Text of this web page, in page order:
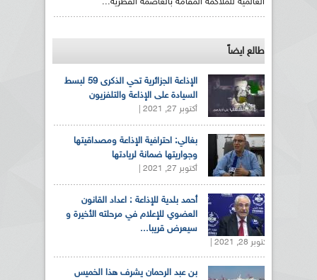
العالمية للملاكمة المقامة بالعاصمة القطرية...
طالع ايضاً
الإذاعة الجزائرية تحي الذكرى 59 لبسط
السيادة على الإذاعة والتلفزيون
أكتوبر 27, 2021 |
بغالي: احترافية الإذاعة ومصداقيتها
وجواريتها ضمانة لريادتها
أكتوبر 27, 2021 |
أحمد بلدية للإذاعة : اعداد القانون
العضوي للإعلام في مرحلته الأخيرة و
سيعرض قريبا...
أكتوبر 28, 2021 |
بن عبد الرحمان يشرف هذا الخميس